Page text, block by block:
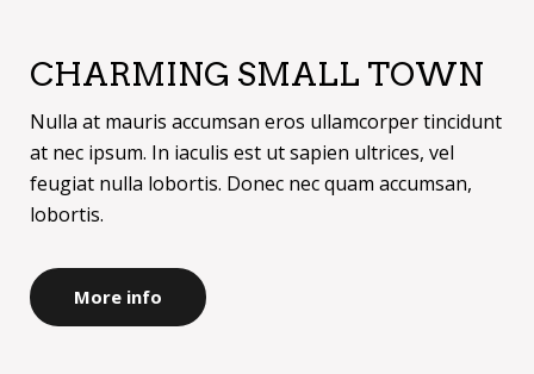
CHARMING SMALL TOWN
Nulla at mauris accumsan eros ullamcorper tincidunt
at nec ipsum. In iaculis est ut sapien ultrices, vel
feugiat nulla lobortis. Donec nec quam accumsan,
lobortis.
More info